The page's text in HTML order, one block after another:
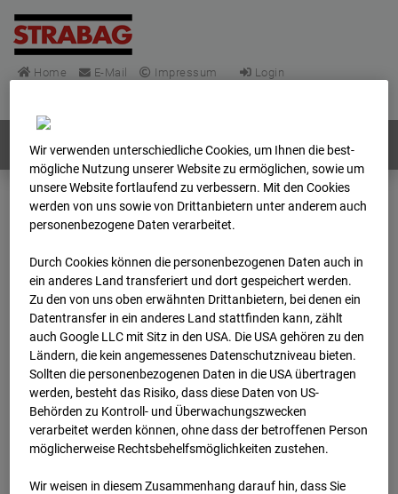
Home E-Mail Impressum
Login
Webcams: Alle Länder
Deutschland
Archiv
2026 04 28 07:45
BC-148 - BV-Frankfurt
EÜ Isenburger
Schneise (Cam 1)
Isenburger Schneise 40, 60528 Frankfurt
Wir verwenden unterschiedliche Cookies, um Ihnen die best­
mögliche Nutzung unserer Website zu ermöglichen, sowie um
unsere Website fortlaufend zu verbessern. Mit den Cookies
werden von uns sowie von Drittanbietern unter anderem auch
personenbezogene Daten verarbeitet.
Durch Cookies können die personenbezogenen Daten auch in
ein anderes Land transferiert und dort gespeichert werden.
Zu den von uns oben erwähnten Drittanbietern, bei denen ein
Datentransfer in ein anderes Land stattfinden kann, zählt
auch Google LLC mit Sitz in den USA. Die USA gehören zu den
Ländern, die kein angemessenes Datenschutzniveau bieten.
Sollten die personenbezogenen Daten in die USA übertragen
werden, besteht das Risiko, dass diese Daten von US-
Behörden zu Kontroll- und Überwachungszwecken
verarbeitet werden können, ohne dass der betroffenen Person
möglicherweise Rechtsbehelfsmöglichkeiten zustehen.
Wir weisen in diesem Zusammenhang darauf hin, dass Sie